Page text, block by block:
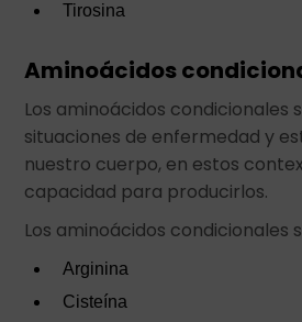
Tirosina
Aminoácidos
Los aminoácidos condicionales
situaciones de enfermedad y
nuestro cuerpo, en estos
capacidad para producirlos.
Los aminoácidos condicionales
Arginina
Cisteína